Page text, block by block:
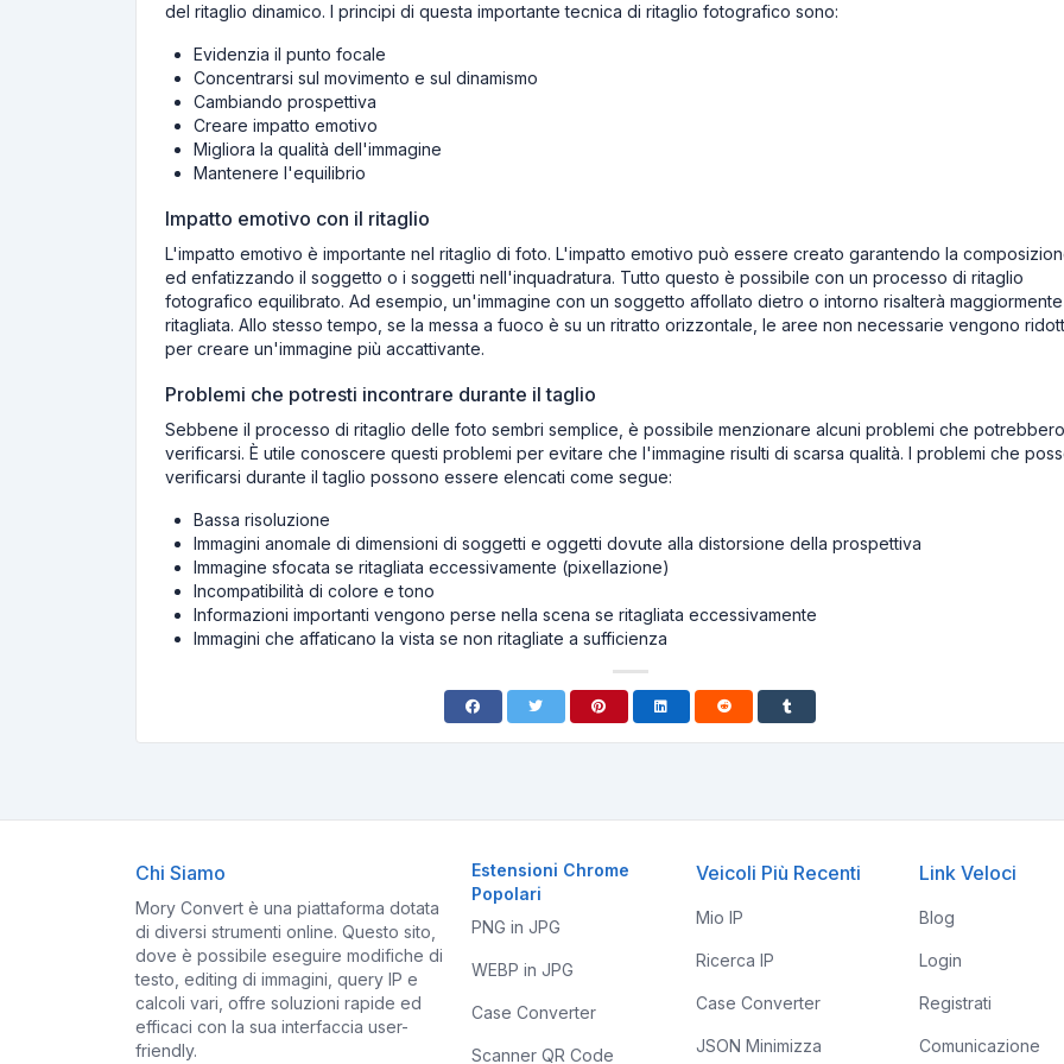
del ritaglio dinamico. I principi di questa importante tecnica di ritaglio fotografico sono:
Evidenzia il punto focale
Concentrarsi sul movimento e sul dinamismo
Cambiando prospettiva
Creare impatto emotivo
Migliora la qualità dell'immagine
Mantenere l'equilibrio
Impatto emotivo con il ritaglio
L'impatto emotivo è importante nel ritaglio di foto. L'impatto emotivo può essere creato garantendo la
ed enfatizzando il soggetto o i soggetti nell'inquadratura. Tutto questo è possibile con un processo di ritaglio
fotografico equilibrato. Ad esempio, un'immagine con un soggetto affollato dietro o intorno risalterà
ritagliata. Allo stesso tempo, se la messa a fuoco è su un ritratto orizzontale, le aree non necessarie vengono
per creare un'immagine più accattivante.
Problemi che potresti incontrare durante il taglio
Sebbene il processo di ritaglio delle foto sembri semplice, è possibile menzionare alcuni problemi che potrebbero
verificarsi. È utile conoscere questi problemi per evitare che l'immagine risulti di scarsa qualità. I problemi che
verificarsi durante il taglio possono essere elencati come segue:
Bassa risoluzione
Immagini anomale di dimensioni di soggetti e oggetti dovute alla distorsione della prospettiva
Immagine sfocata se ritagliata eccessivamente (pixellazione)
Incompatibilità di colore e tono
Informazioni importanti vengono perse nella scena se ritagliata eccessivamente
Immagini che affaticano la vista se non ritagliate a sufficienza
Chi Siamo
Mory Convert è una piattaforma dotata
di diversi strumenti online. Questo sito,
dove è possibile eseguire modifiche di
testo, editing di immagini, query IP e
calcoli vari, offre soluzioni rapide ed
efficaci con la sua interfaccia user-
friendly.
Estensioni Chrome
Popolari
PNG in JPG
WEBP in JPG
Case Converter
Scanner QR Code
Veicoli Più Recenti
Mio IP
Ricerca IP
Case Converter
JSON Minimizza
Link Veloci
Blog
Login
Registrati
Comunicazione